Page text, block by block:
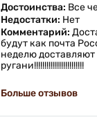
Достоинства: Все
Недостатки: Нет
Комментарий:
будут как почта
неделю доставляют
ругани!!!!!!!!!!!!!!!!!!!!!!!!
Больше отзывов